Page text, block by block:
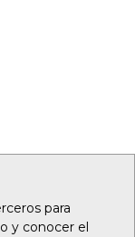
para
y conocer el